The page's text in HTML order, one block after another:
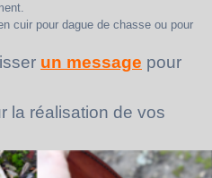
cuir pour dague de chasse ou pour
un message pour
la réalisation de vos